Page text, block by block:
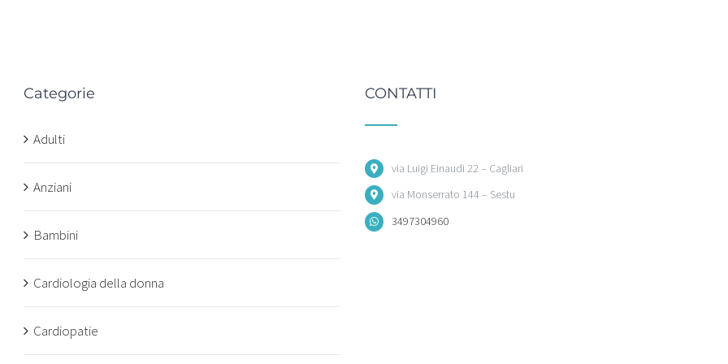
Categorie
Adulti
Anziani
Bambini
Cardiologia della donna
Cardiopatie
CONTATTI
via Luigi Einaudi 22 – Cagliari
via Monserrato 144 – Sestu
3497304960